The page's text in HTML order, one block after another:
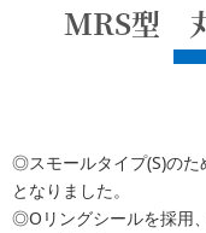
MRS型
◎スモールタイプ(S)のた
となりました。
◎Oリングシールを採用